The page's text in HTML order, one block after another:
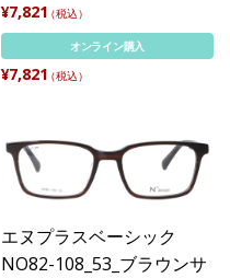
¥7,821 （税込）
オンライン購入
¥7,821 （税込）
エヌプラスベーシック
NO82-108_53_ブラウンサ